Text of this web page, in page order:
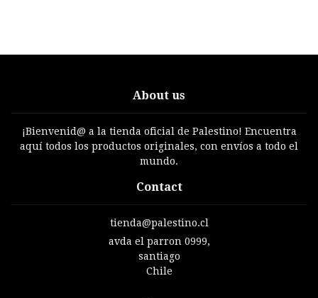
About us
¡Bienvenid@ a la tienda oficial de Palestino! Encuentra
aquí todos los productos originales, con envíos a todo el
mundo.
Contact
tienda@palestino.cl
avda el parron 0999,
santiago
Chile